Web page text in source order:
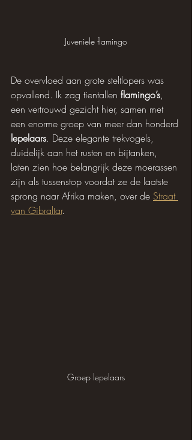
Juveniele flamingo
De overvloed aan grote steltlopers was
opvallend. Ik zag tientallen flamingo’s,
een vertrouwd gezicht hier, samen met
een enorme groep van meer dan honderd
lepelaars. Deze elegante trekvogels,
duidelijk aan het rusten en bijtanken,
laten zien hoe belangrijk deze moerassen
zijn als tussenstop voordat ze de laatste
sprong naar Afrika maken, over de Straat
van Gibraltar.
Groep lepelaars